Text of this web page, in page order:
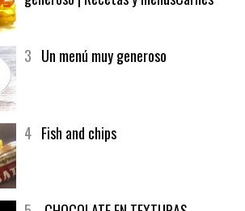
2El solomillo de buey y un vino